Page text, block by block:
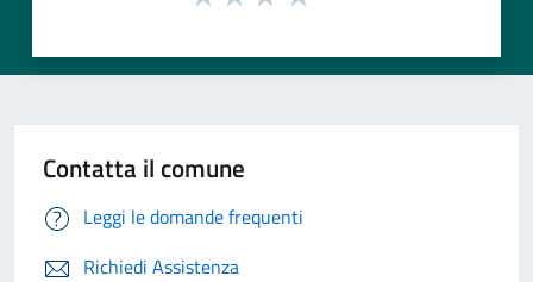
Contatta il comune
Leggi le domande frequenti
Richiedi Assistenza